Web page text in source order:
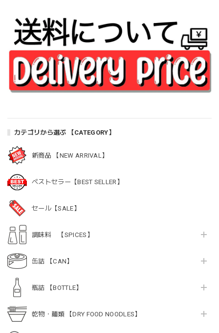
カテゴリから選ぶ 【CATEGORY】
新商品 【NEW ARRIVAL】
ベストセラー【BEST SELLER】
セール【SALE】
調味料 【SPICES】
缶詰 【CAN】
瓶詰 【BOTTLE】
乾物・麺類 【DRY FOOD NOODLES】